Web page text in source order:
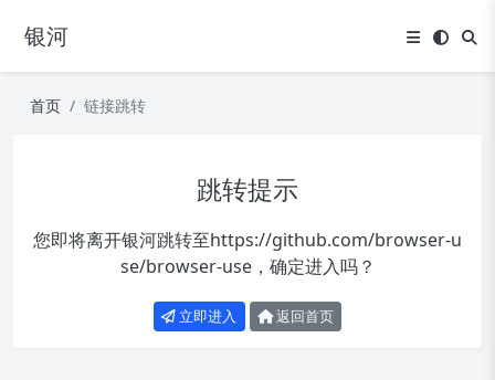
银河
首页 链接跳转
跳转提示
您即将离开银河跳转至https://github.com/browser-u
se/browser-use，确定进入吗？
立即进入 返回首页